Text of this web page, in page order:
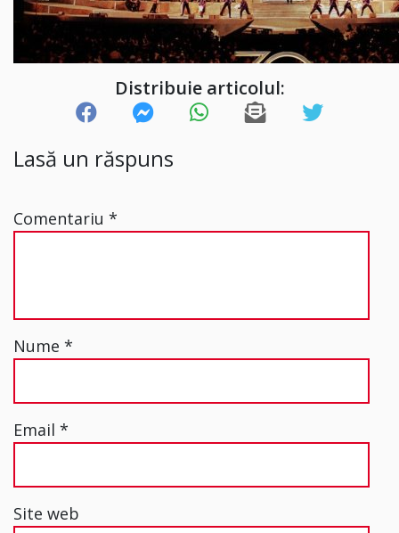
Distribuie articolul:
Lasă un răspuns
Comentariu *
Nume *
Email *
Site web